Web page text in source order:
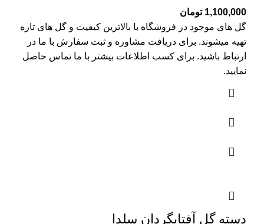
1,100,000 تومان
گل های موجود در فروشگاه با بالاترین کیفیت و گل های تازه
تهیه میشوند. برای دریافت مشاوره و ثبت سفارش با ما در
ارتباط باشید. برای کسب اطلاعات بیشتر با ما تماس حاصل
نمایید.
دسته گل آفتابگردان سلدا